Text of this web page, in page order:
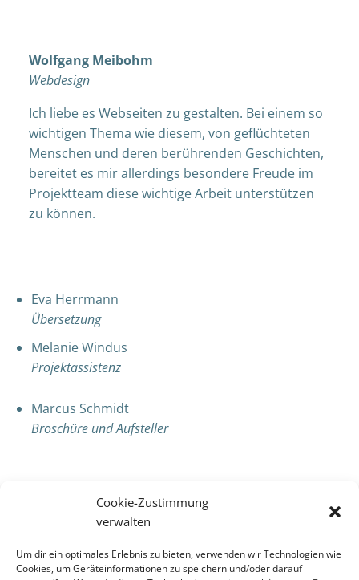
Cookie-Zustimmung
verwalten
Um dir ein optimales Erlebnis zu bieten, verwenden wir Technologien wie
Cookies, um Geräteinformationen zu speichern und/oder darauf
Wolfgang Meibohm
Webdesign
Ich liebe es Webseiten zu gestalten. Bei einem so
wichtigen Thema wie diesem, von geflüchteten
Menschen und deren berührenden Geschichten,
bereitet es mir allerdings besondere Freude im
Projektteam diese wichtige Arbeit unterstützen
zu können.
Eva Herrmann
Übersetzung
Melanie Windus
Projektassistenz
Marcus Schmidt
Broschüre und Aufsteller
Der Stiftung der VR Bank Mitte „Herz für die Region“
Förderung , mit deren Unterstützung wir diese